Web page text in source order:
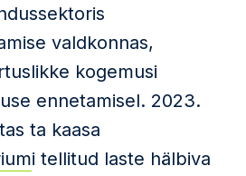
valdkonnas,
kogemusi
ennetamisel. 2023.
ta kaasa
i tellitud laste hälbiva